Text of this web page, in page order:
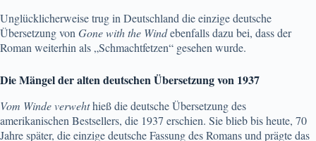
Unglücklicherweise trug in Deutschland die einzige deutsche
Übersetzung von Gone with the Windebenfalls dazu bei, dass der
Roman weiterhin als „Schmachtfetzen“ gesehen wurde.
Die Mängel der alten deutschen Übersetzung von 1937
Vom Winde verwehthieß die deutsche Übersetzung des
amerikanischen Bestsellers, die 1937 erschien. Sie blieb bis heute, 70
Jahre später, die einzige deutsche Fassung des Romans und prägte das